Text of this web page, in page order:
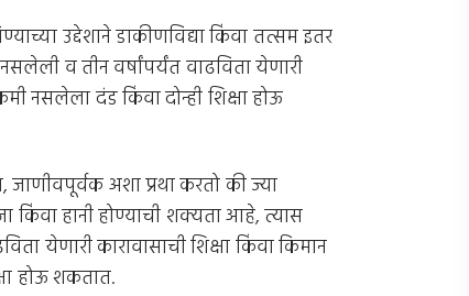
उद्देशाने डाकीणविद्या किंवा तत्सम इतर
व तीन वर्षांपर्यंत वाढविता येणारी
नसलेला दंड किंवा दोन्ही शिक्षा होऊ
अशा प्रथा करतो की ज्या
किंवा हानी होण्याची शक्यता आहे, त्यास
येणारी कारावासाची शिक्षा किंवा किमान
होऊ शकतात.